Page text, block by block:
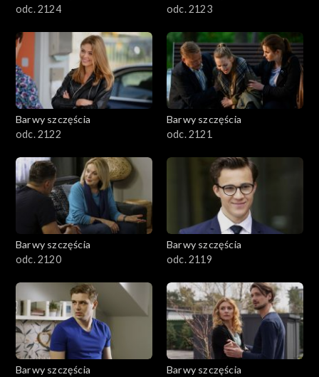
odc. 2124
odc. 2123
Barwy szczęścia
odc. 2122
Barwy szczęścia
odc. 2121
Barwy szczęścia
odc. 2120
Barwy szczęścia
odc. 2119
Barwy szczęścia
Barwy szczęścia